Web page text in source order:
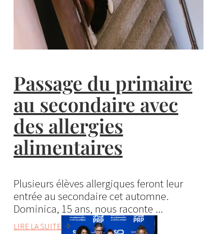
Passage du primaire
au secondaire avec
des allergies
alimentaires
Plusieurs élèves allergiques feront leur
entrée au secondaire cet automne.
Dominica, 15 ans, nous raconte ...
LIRE LA SUITE